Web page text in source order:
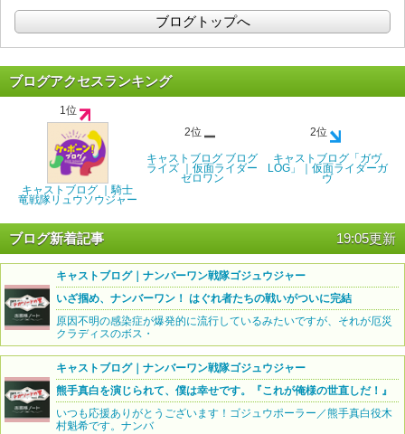
ブログトップへ
ブログアクセスランキング
1位
キャストブログ ｜騎士
竜戦隊リュウソウジャー
2位
キャストブログ ブログ
ライズ ｜仮面ライダー
ゼロワン
2位
キャストブログ「ガヴ
LOG」｜仮面ライダーガ
ヴ
ブログ新着記事 19:05更新
キャストブログ｜ナンバーワン戦隊ゴジュウジャー
いざ掴め、ナンバーワン！ はぐれ者たちの戦いがついに完結
原因不明の感染症が爆発的に流行しているみたいですが、それが厄災
クラディスのボス・
キャストブログ｜ナンバーワン戦隊ゴジュウジャー
熊手真白を演じられて、僕は幸せです。『これが俺様の世直しだ！』
いつも応援ありがとうございます！ゴジュウポーラー／熊手真白役木
村魁希です。ナンバ